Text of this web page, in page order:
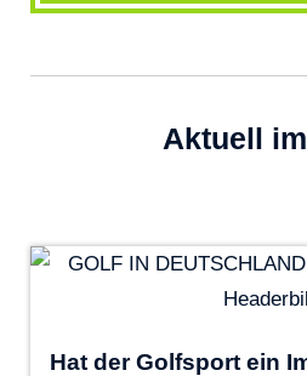
Aktuell
Hat der Golfsport ein